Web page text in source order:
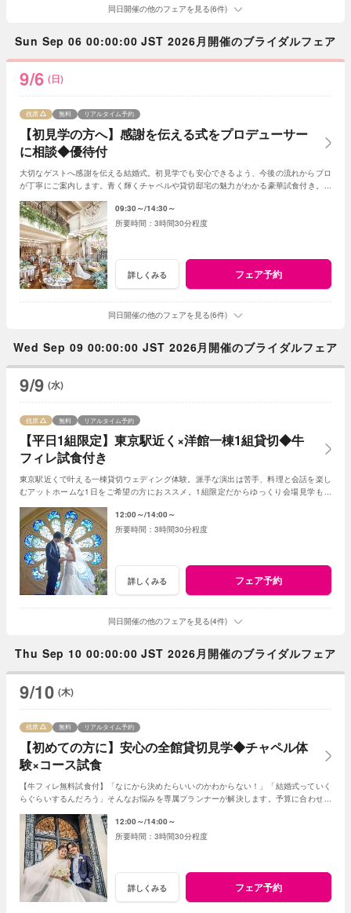
同日開催の他のフェアを見る(6件)
Sun Sep 06 00:00:00 JST 2026月開催のブライダルフェア
9/6 (日)
【初見学の方へ】感謝を伝える式をプロデューサー
に相談◆優待付
残席 無料 リアルタイム予約
大切なゲストへ感謝を伝える結婚式。初見学でも安心できるよう、今後の流れからプロ
が丁寧にご案内します。青く輝くチャペルや貸切邸宅の魅力がわかる豪華試食付き。お
09:30～ 14:30～
3時間30分程度
詳しくみる フェア予約
同日開催の他のフェアを見る(6件)
Wed Sep 09 00:00:00 JST 2026月開催のブライダルフェア
9/9 (水)
【平日1組限定】東京駅近く×洋館一棟1組貸切◆牛
フィレ試食付き
残席 無料 リアルタイム予約
東京駅近くで叶える一棟貸切ウェディング体験。派手な演出は苦手、料理と会話を楽し
むアットホームな1日をご希望の方におススメ。1組限定だからゆっくり会場見学も可
12:00～ 14:00～
3時間30分程度
詳しくみる フェア予約
同日開催の他のフェアを見る(4件)
Thu Sep 10 00:00:00 JST 2026月開催のブライダルフェア
9/10 (木)
【初めての方に】安心の全館貸切見学◆チャペル体
験×コース試食
残席 無料 リアルタイム予約
【牛フィレ無料試食付】「なにから決めたらいいのかわからない！」「結婚式っていく
らぐらいするんだろう」そんなお悩みを専属プランナーが解決します。予算に合わせた
12:00～ 14:00～
3時間30分程度
詳しくみる フェア予約